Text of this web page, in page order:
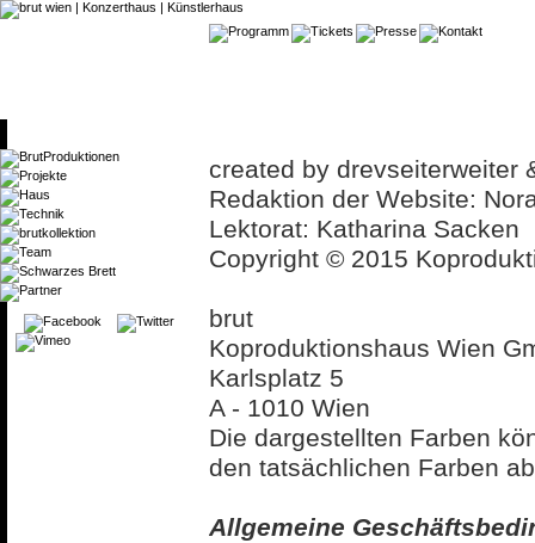
created by drevseiterweiter
Redaktion der Website:
Lektorat: Katharina Sacken
Copyright © 2015
brut
Koproduktionshaus Wien
Karlsplatz 5
A - 1010 Wien
Die dargestellten Farben
den tatsächlichen Farben
Allgemeine